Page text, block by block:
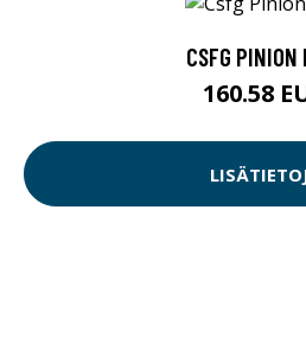
CSFG PINION
160.58